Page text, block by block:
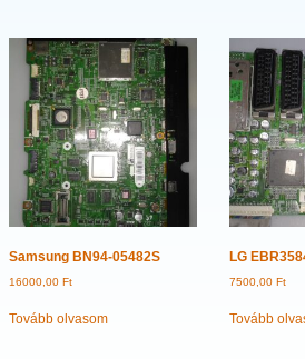
Samsung BN94-05482S
16000,00 Ft
Tovább olvasom
LG
7500,00Ft
Tovább